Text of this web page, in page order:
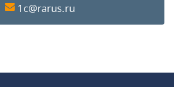
1c@rarus.ru